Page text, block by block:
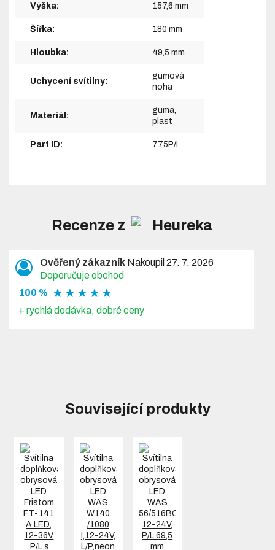
Výška: 157,6 mm
Šířka: 180 mm
Hloubka: 49,5 mm
Uchycení svítilny:
gumová
noha
Materiál:
guma,
plast
Part ID: 775P/I
Recenze z
Ověřený zákazník Nakoupil 27. 7. 2026
Doporučuje obchod
100 % ★ ★ ★ ★ ★
+ rychlá dodávka, dobré ceny
Související produkty